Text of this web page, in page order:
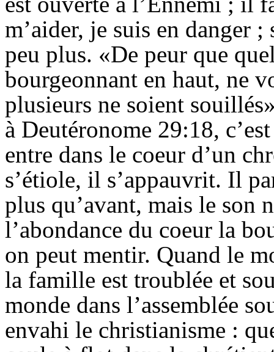
m’aider, je suis en danger
peu plus. «De peur que
bourgeonnant en haut, ne
plusieurs ne soient
à Deutéronome 29:18,
entre dans le coeur d’un
s’étiole, il s’appauvrit. Il
plus qu’avant, mais le son
l’abondance du coeur la
on peut mentir. Quand le
la famille est troublée et
monde dans l’assemblée
envahi le christianisme :